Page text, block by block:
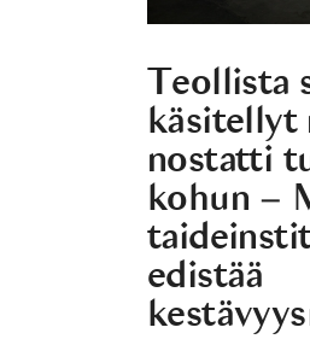
Teollista
käsitellyt
nostatti
kohun –
edistää